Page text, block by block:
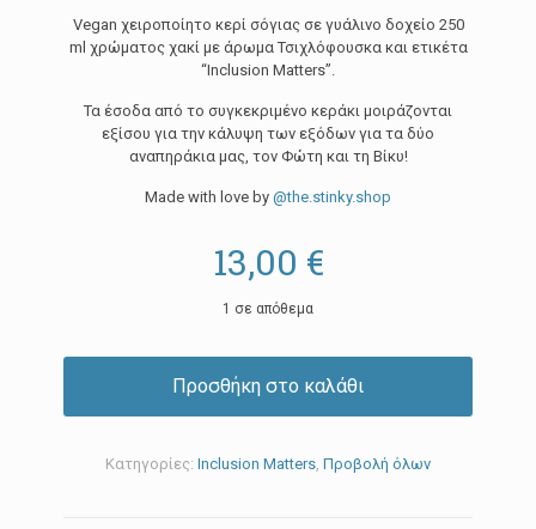
Vegan χειροποίητο κερί σόγιας σε γυάλινο δοχείο 250
ml χρώματος χακί με άρωμα Τσιχλόφουσκα και ετικέτα
“Inclusion Matters”.
Τα έσοδα από το συγκεκριμένο κεράκι μοιράζονται
εξίσου για την κάλυψη των εξόδων για τα δύο
αναπηράκια μας, τον Φώτη και τη Βίκυ!
Made with love by @the.stinky.shop
13,00 €
1 σε απόθεμα
Προσθήκη στο καλάθι
Κατηγορίες: Inclusion Matters, Προβολή όλων